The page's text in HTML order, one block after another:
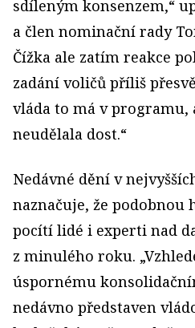
sdíleným konsenzem,“
a člen nominační rady
Čížka ale zatím reakce
zadání voličů příliš
vláda to má v programu,
neudělala dost.“
Nedávné dění v
naznačuje, že podobnou
pocítí lidé i experti nad
z minulého roku.
úspornému
nedávno představen